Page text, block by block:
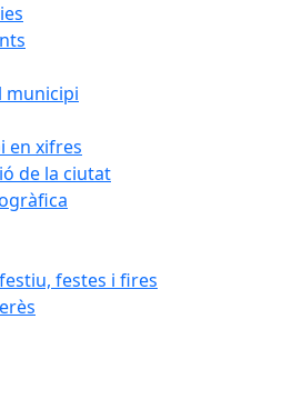
municipi
en xifres
de la ciutat
festes i fires